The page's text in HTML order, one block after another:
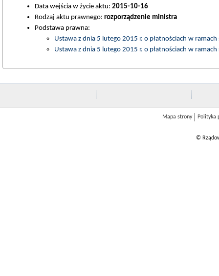
Data wejścia w życie aktu: 2015-10-16
Rodzaj aktu prawnego: rozporządzenie ministra
Podstawa prawna:
Ustawa z dnia 5 lutego 2015 r. o płatnościach w
Ustawa z dnia 5 lutego 2015 r. o płatnościach w
Mapa strony Polityka
©